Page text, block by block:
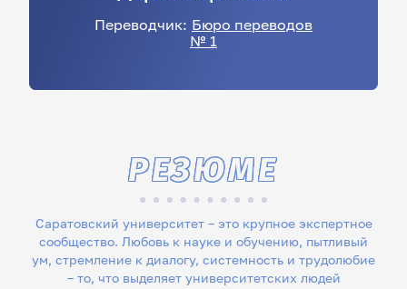
Переводчик: Бюро переводов
№ 1
Саратовский университет – это крупное экспертное
сообщество. Любовь к науке и обучению, пытливый
ум, стремление к диалогу, системность и трудолюбие
– то, что выделяет университетских людей
РЕЗЮМЕ